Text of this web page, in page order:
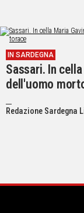
IN SARDEGNA
Sassari. In
dell'uomo
Redazione Sardegna